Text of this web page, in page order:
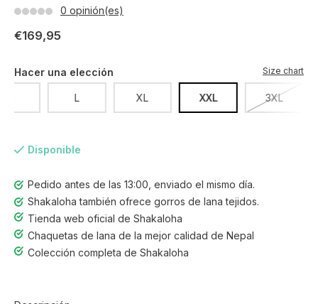
0 opinión(es)
€169,95
Hacer una elección
L XL XXL 3XL
Size chart
Disponible
Pedido antes de las 13:00, enviado el mismo día.
Shakaloha también ofrece gorros de lana tejidos.
Tienda web oficial de Shakaloha
Chaquetas de lana de la mejor calidad de Nepal
Colección completa de Shakaloha